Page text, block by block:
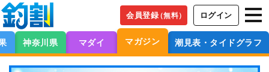
会員登録（無料） ログイン
神奈川県 マダイ マガジン 潮見表・タイドグラフ